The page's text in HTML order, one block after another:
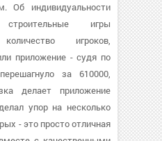
Об индивидуальности
игры
количество игроков,
приложение - судя по
за 610000,
делает приложение
упор на несколько
- это просто отличная